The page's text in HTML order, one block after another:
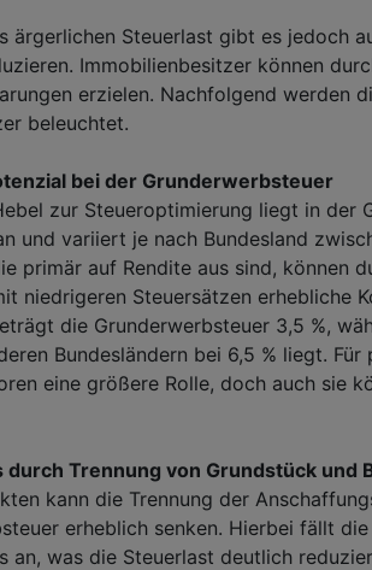
ärgerlichen Steuerlast gibt es jedoch
Immobilienbesitzer können
erzielen. Nachfolgend werden
beleuchtet.
bei der Grunderwerbsteuer
zur Steueroptimierung liegt in der
und variiert je nach Bundesland
primär auf Rendite aus sind, können
niedrigeren Steuersätzen erhebliche
die Grunderwerbsteuer 3,5 %,
Bundesländern bei 6,5 % liegt.
eine größere Rolle, doch auch sie
durch Trennung von Grundstück und
kann die Trennung der
erheblich senken. Hierbei fällt
an, was die Steuerlast deutlich